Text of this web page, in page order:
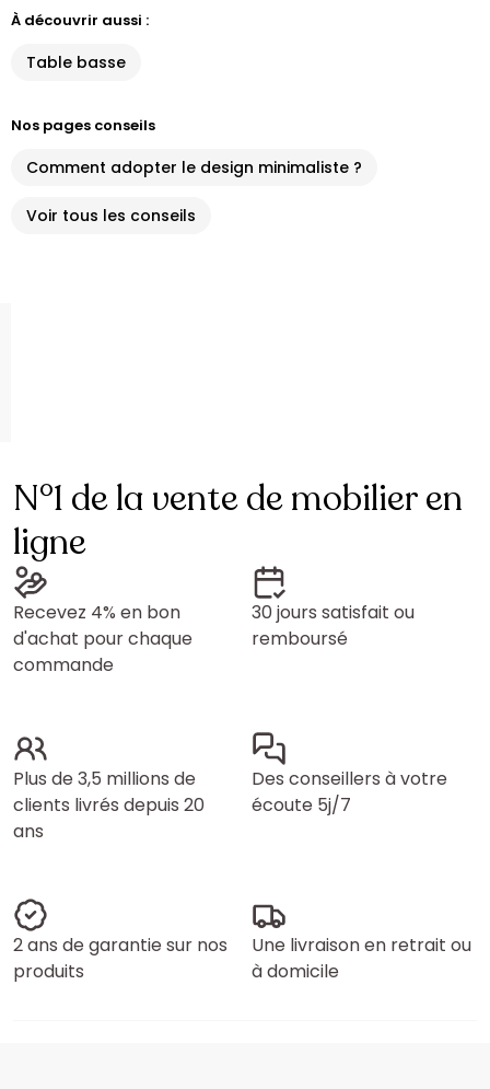
À découvrir aussi :
Table basse
Nos pages conseils
Comment adopter le design minimaliste ?
Voir tous les conseils
N°1 de la vente de mobilier en
ligne
Recevez 4% en bon
d'achat pour chaque
commande
30 jours satisfait ou
remboursé
Plus de 3,5 millions de
clients livrés depuis 20
ans
Des conseillers à votre
écoute 5j/7
2 ans de garantie sur nos
produits
Une livraison en retrait ou
à domicile